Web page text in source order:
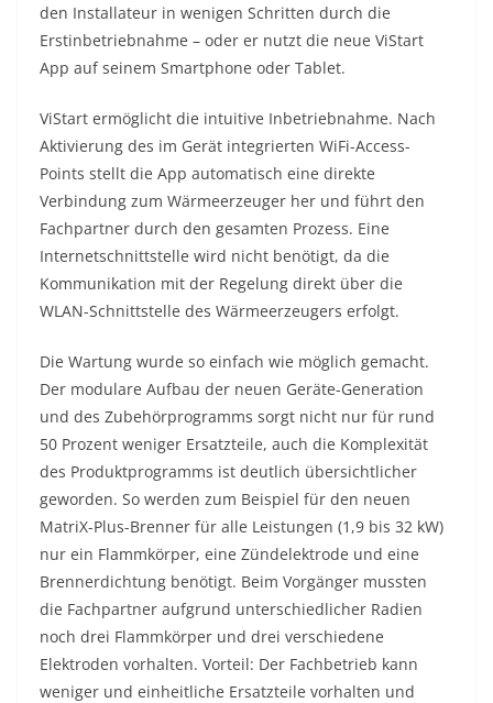
den Installateur in wenigen Schritten durch die
Erstinbetriebnahme – oder er nutzt die neue ViStart
App auf seinem Smartphone oder Tablet.
ViStart ermöglicht die intuitive Inbetriebnahme. Nach
Aktivierung des im Gerät integrierten WiFi-Access-
Points stellt die App automatisch eine direkte
Verbindung zum Wärmeerzeuger her und führt den
Fachpartner durch den gesamten Prozess. Eine
Internetschnittstelle wird nicht benötigt, da die
Kommunikation mit der Regelung direkt über die
WLAN-Schnittstelle des Wärmeerzeugers erfolgt.
Die Wartung wurde so einfach wie möglich gemacht.
Der modulare Aufbau der neuen Geräte-Generation
und des Zubehörprogramms sorgt nicht nur für rund
50 Prozent weniger Ersatzteile, auch die Komplexität
des Produktprogramms ist deutlich übersichtlicher
geworden. So werden zum Beispiel für den neuen
MatriX-Plus-Brenner für alle Leistungen (1,9 bis 32 kW)
nur ein Flammkörper, eine Zündelektrode und eine
Brennerdichtung benötigt. Beim Vorgänger mussten
die Fachpartner aufgrund unterschiedlicher Radien
noch drei Flammkörper und drei verschiedene
Elektroden vorhalten. Vorteil: Der Fachbetrieb kann
weniger und einheitliche Ersatzteile vorhalten und